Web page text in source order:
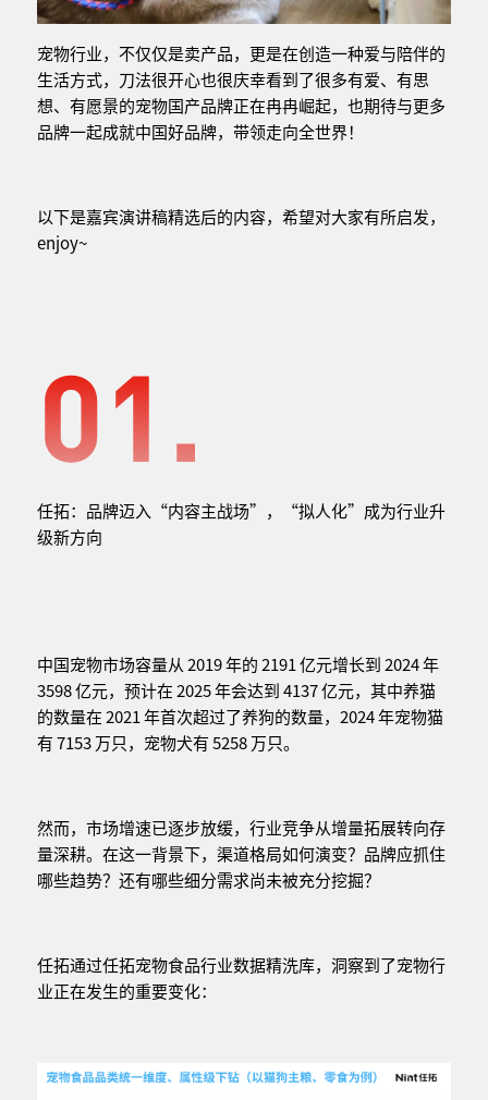
宠物行业，不仅仅是卖产品，更是在创造一种爱与陪伴的
生活方式，刀法很开心也很庆幸看到了很多有爱、有思
想、有愿景的宠物国产品牌正在冉冉崛起，也期待与更多
品牌一起成就中国好品牌，带领走向全世界！
以下是嘉宾演讲稿精选后的内容，希望对大家有所启发，
enjoy~
任拓：品牌迈入“内容主战场”，“拟人化”成为行业升
级新方向
中国宠物市场容量从 2019 年的 2191 亿元增长到 2024 年
3598 亿元，预计在 2025 年会达到 4137 亿元，其中养猫
的数量在 2021 年首次超过了养狗的数量，2024 年宠物猫
有 7153 万只，宠物犬有 5258 万只。
然而，市场增速已逐步放缓，行业竞争从增量拓展转向存
量深耕。在这一背景下，渠道格局如何演变？品牌应抓住
哪些趋势？还有哪些细分需求尚未被充分挖掘？
任拓通过任拓宠物食品行业数据精洗库，洞察到了宠物行
业正在发生的重要变化：